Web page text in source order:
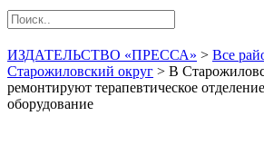
ИЗДАТЕЛЬСТВО «ПРЕССА» > Все
Старожиловский округ > В
ремонтируют терапевтическое
оборудование